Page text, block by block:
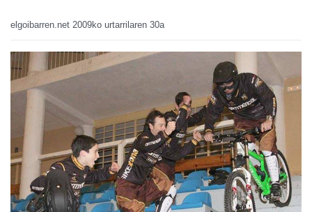
elgoibarren.net 2009ko urtarrilaren 30a